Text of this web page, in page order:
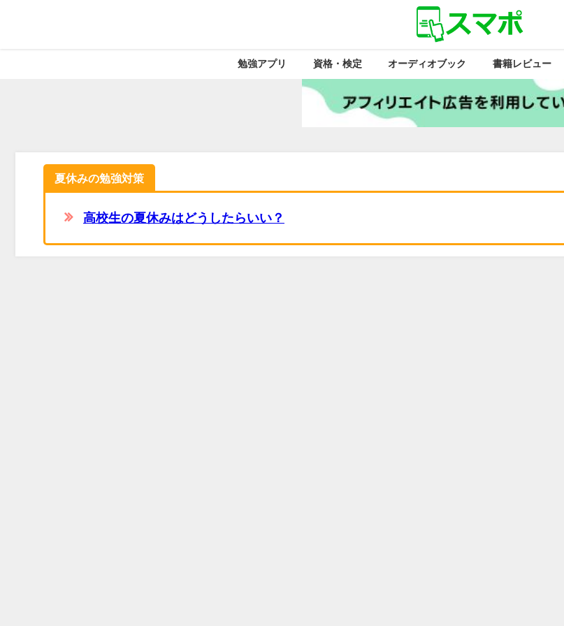
勉強アプリ 資格・検定 オーディオブック 書籍レビュー
夏休みの勉強対策
高校生の夏休みはどうしたらいい？